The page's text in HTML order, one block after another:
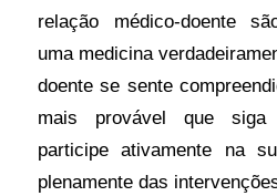
relação médico-doente
uma medicina
doente se sente
mais provável que siga
participe ativamente na
plenamente das